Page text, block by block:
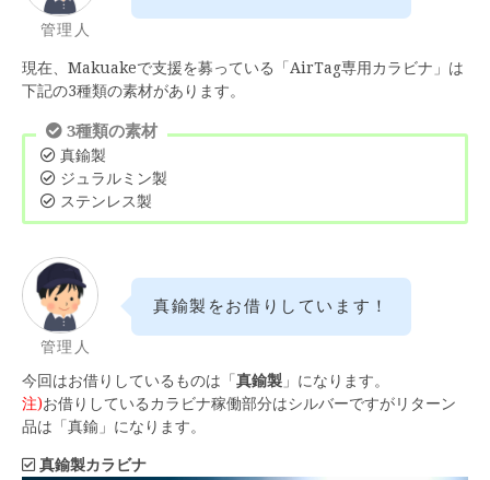
管理人
現在、Makuakeで支援を募っている「AirTag専用カラビナ」は
下記の3種類の素材があります。
3種類の素材
真鍮製
ジュラルミン製
ステンレス製
管理人
真鍮製をお借りしています！
今回はお借りしているものは「 真鍮製 」になります。
注)お借りしているカラビナ稼働部分はシルバーですがリターン
品は「真鍮」になります。
真鍮製カラビナ